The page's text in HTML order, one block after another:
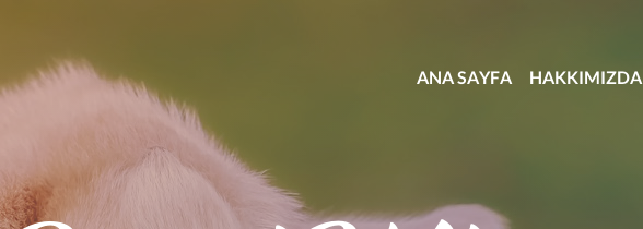
ANA SAYFA HAKKIMIZDA